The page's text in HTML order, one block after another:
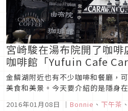
宮崎駿在湯布院開了咖
咖啡館「Yufuin Cafe
金鱗湖附近也有不少咖啡和餐廳，
美食和美景。今天要介紹的是隱身
2016年01月08日 ｜ Bonnie 、 下午茶 、